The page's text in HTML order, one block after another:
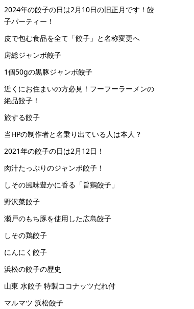
2024年の餃子の日は2月10日の旧正月です！餃
子パーティー！
皮で包む食品を全て「餃子」と名称変更へ
房総ジャンボ餃子
1個50gの黒豚ジャンボ餃子
近くにお住まいの方必見！フーフーラーメンの
絶品餃子！
旅する餃子
当HPの制作者と名乗り出ている人は本人？
2021年の餃子の日は2月12日！
肉汁たっぷりのジャンボ餃子！
しその風味豊かに香る「旨鶏餃子」
野沢菜餃子
瀬戸のもち豚を使用した広島餃子
しその鶏餃子
にんにく餃子
浜松の餃子の歴史
山東 水餃子 特製ココナッツだれ付
マルマツ 浜松餃子